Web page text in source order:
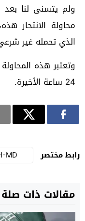
ولم يتسنى لنا
محاولة الانتحار
الذي تحمله غير
وتعتبر هذه المحاولة
24 ساعة الأخيرة.
رابط مختصر
مقالات ذات صلة